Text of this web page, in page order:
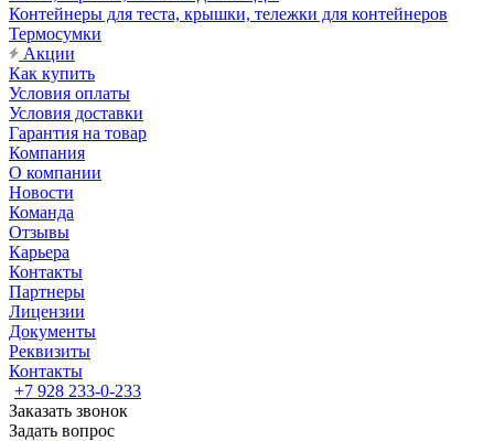
Контейнеры для теста, крышки, тележки для контейнеров
Термосумки
Акции
Как купить
Условия оплаты
Условия доставки
Гарантия на товар
Компания
О компании
Новости
Команда
Отзывы
Карьера
Контакты
Партнеры
Лицензии
Документы
Реквизиты
Контакты
+7 928 233-0-233
Заказать звонок
Задать вопрос